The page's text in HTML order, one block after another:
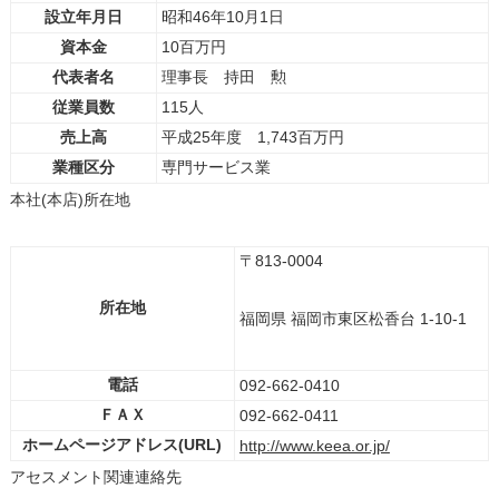
設立年月日
昭和46年10月1日
資本金
10百万円
代表者名
理事長 持田 勲
従業員数
115人
売上高
平成25年度 1,743百万円
業種区分
専門サービス業
本社(本店)所在地
所在地
〒813-0004
福岡県 福岡市東区松香台 1-10-1
電話
092-662-0410
ＦＡＸ
092-662-0411
ホームページアドレス(URL)
http://www.keea.or.jp/
アセスメント関連連絡先